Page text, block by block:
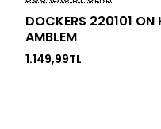
Stoklarda Yok
DOCKERS 220101 ON
AMBLEM
1.149,99TL